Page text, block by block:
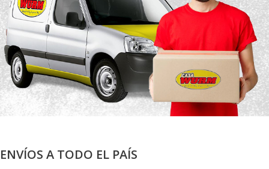
ENVÍOS A TODO EL PAÍS